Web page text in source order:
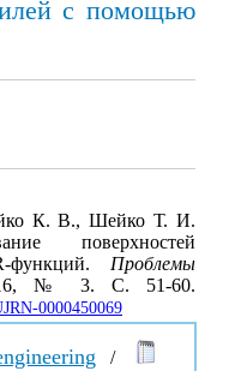
с помощью
К. В., Шейко Т. И.
поверхностей
функций. Проблемы
№ 3. С. 51-60.
0000450069
/